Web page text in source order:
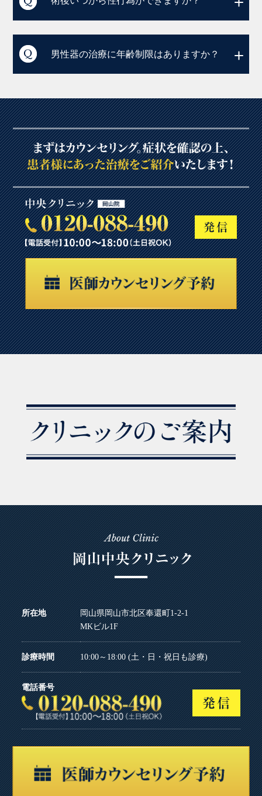
男性器の治療に年齢制限はありますか？
所在地
岡山県岡山市北区奉還町1-2-1
MKビル1F
診療時間 10:00～18:00 (土・日・祝日も診療)
電話番号